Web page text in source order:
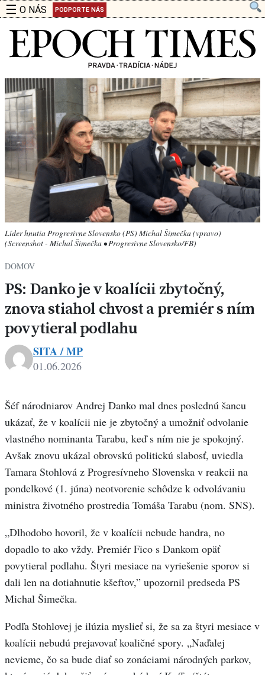
☰ O NÁS PODPORTE NÁS
Líder hnutia Progresívne Slovensko (PS) Michal Šimečka (vpravo)
(Screenshot - Michal Šimečka • Progresívne Slovensko/FB)
DOMOV
PS: Danko je v koalícii zbytočný,
znova stiahol chvost a premiér s ním
povytieral podlahu
SITA / MP
01.06.2026
Šéf národniarov Andrej Danko mal dnes poslednú šancu
ukázať, že v koalícii nie je zbytočný a umožniť odvolanie
vlastného nominanta Tarabu, keď s ním nie je spokojný.
Avšak znovu ukázal obrovskú politickú slabosť, uviedla
Tamara Stohlová z Progresívneho Slovenska v reakcii na
pondelkové (1. júna) neotvorenie schôdze k odvolávaniu
ministra životného prostredia Tomáša Tarabu (nom. SNS).
„Dlhodobo hovoril, že v koalícii nebude handra, no
dopadlo to ako vždy. Premiér Fico s Dankom opäť
povytieral podlahu. Štyri mesiace na vyriešenie sporov si
dali len na dotiahnutie kšeftov,” upozornil predseda PS
Michal Šimečka.
Podľa Stohlovej je ilúzia myslieť si, že sa za štyri mesiace v
koalícii nebudú prejavovať koaličné spory. „Naďalej
nevieme, čo sa bude diať so zonáciami národných parkov,